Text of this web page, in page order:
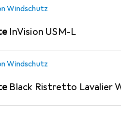
Windschutz
InVision USM-L
Windschutz
Black Ristretto Lavalier